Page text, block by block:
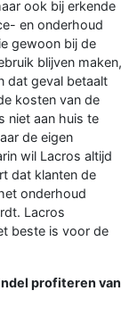
ook bij erkende
en onderhoud
gewoon bij de
blijven maken,
dat geval betaalt
kosten van de
niet aan huis te
de eigen
wil Lacros altijd
dat klanten de
onderhoud
Lacros
beste is voor de
profiteren van